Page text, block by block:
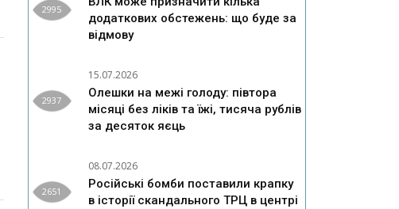
2995
додаткових обстежень: що буде за
відмову
2937
15.07.2026
Олешки на межі голоду: півтора
місяці без ліків та їжі, тисяча рублів
за десяток яєць
2651
08.07.2026
Російські бомби поставили крапку
в історії скандального ТРЦ в центрі